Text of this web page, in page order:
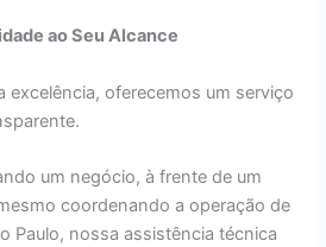
ao Seu Alcance
excelência, oferecemos um serviço
um negócio, à frente de um
coordenando a operação de
Paulo, nossa assistência técnica